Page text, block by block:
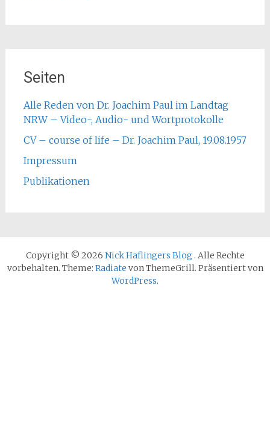
Seiten
Alle Reden von Dr. Joachim Paul im Landtag
NRW – Video-, Audio- und Wortprotokolle
CV – course of life – Dr. Joachim Paul, 19.08.1957
Impressum
Publikationen
Copyright © 2026 Nick Haflingers Blog . Alle Rechte
vorbehalten. Theme: Radiate von ThemeGrill. Präsentiert von
WordPress.